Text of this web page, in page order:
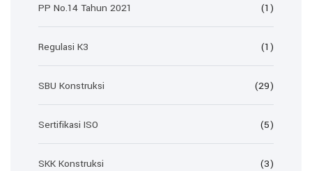
PP No.14 Tahun 2021 (1)
Regulasi K3 (1)
SBU Konstruksi (29)
Sertifikasi ISO (5)
SKK Konstruksi (3)